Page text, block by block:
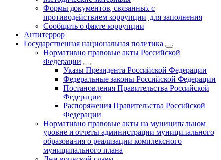
Формы документов, связанных с
противодействием коррупции, для заполнения
Сообщить о факте коррупции
Антитеррор
Государственная национальная политика
Нормативно правовые акты Российской
Федерации
Указы Президента Российской Федерации
Федеральные законы Российской Федерации
Постановления Правительства Российской
Федерации
Распоряжения Правительства Российской
Федерации
Нормативно правовые акты на муниципальном
уровне и отчеты администрации муниципального
образования о реализации комплексного
муниципального плана